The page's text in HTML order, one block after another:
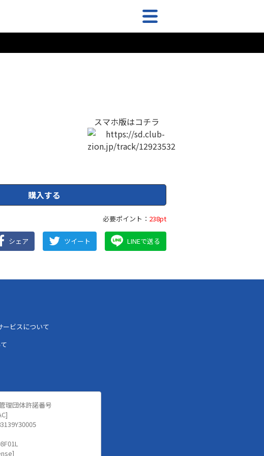
スマホ版はコチラ
購入する
必要ポイント： 238pt
シェア ツイート LINEで送る
ービスについて
理団体許諾番号